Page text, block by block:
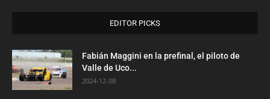
EDITOR PICKS
Fabián Maggini en la prefinal, el piloto de
Valle de Uco...
2024-12-08